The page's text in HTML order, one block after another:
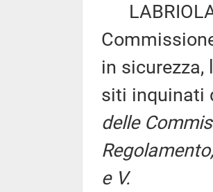
in
siti inquinati
delle
e V.